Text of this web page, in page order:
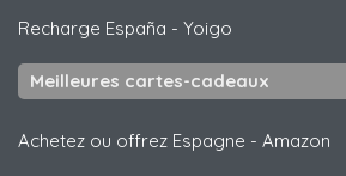
Recharge España - Yoigo
Meilleures cartes-cadeaux
Achetez ou offrez Espagne - Amazon